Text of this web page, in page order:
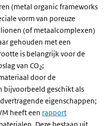
(metal organic frameworks
vorm van poreuze
(of metaalcomplexen)
gehouden met een
is belangrijk voor de
van CO2;
door de
bijvoorbeeld geschikt als
eigenschappen;
heeft een rapport